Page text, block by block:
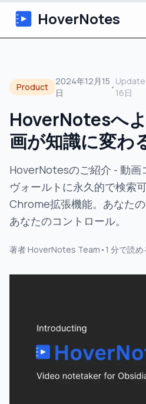
HoverNotes
Extension
AI動画ノ
チュートリ
につい
Product
2024年12月15
日
•
16日
HoverNotesへ
画が知識に変わ
HoverNotesのご紹介 - 動
ヴォールトに永久的で検索
Chrome拡張機能。あなたの
あなたのコントロール。
著者 HoverNotes Team • 1 分で読め